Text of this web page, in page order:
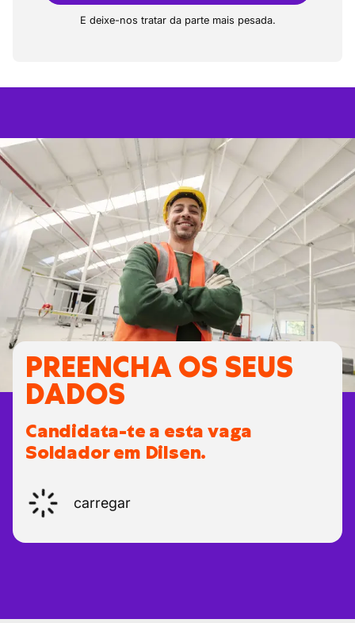
E deixe-nos tratar da parte mais pesada.
PREENCHA OS SEUS
DADOS
Candidata-te a esta vaga
Soldador em Dilsen.
carregar